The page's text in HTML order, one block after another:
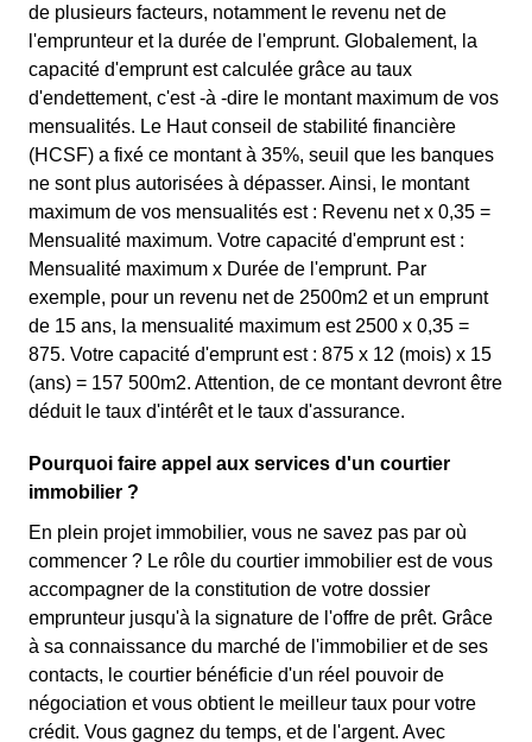
de plusieurs facteurs, notamment le revenu net de
l'emprunteur et la durée de l'emprunt. Globalement, la
capacité d'emprunt est calculée grâce au taux
d'endettement, c'est -à -dire le montant maximum de vos
mensualités. Le Haut conseil de stabilité financière
(HCSF) a fixé ce montant à 35%, seuil que les banques
ne sont plus autorisées à dépasser. Ainsi, le montant
maximum de vos mensualités est : Revenu net x 0,35 =
Mensualité maximum. Votre capacité d'emprunt est :
Mensualité maximum x Durée de l'emprunt. Par
exemple, pour un revenu net de 2500m2 et un emprunt
de 15 ans, la mensualité maximum est 2500 x 0,35 =
875. Votre capacité d'emprunt est : 875 x 12 (mois) x 15
(ans) = 157 500m2. Attention, de ce montant devront être
déduit le taux d'intérêt et le taux d'assurance.
Pourquoi faire appel aux services d'un courtier
immobilier ?
En plein projet immobilier, vous ne savez pas par où
commencer ? Le rôle du courtier immobilier est de vous
accompagner de la constitution de votre dossier
emprunteur jusqu'à la signature de l'offre de prêt. Grâce
à sa connaissance du marché de l'immobilier et de ses
contacts, le courtier bénéficie d'un réel pouvoir de
négociation et vous obtient le meilleur taux pour votre
crédit. Vous gagnez du temps, et de l'argent. Avec